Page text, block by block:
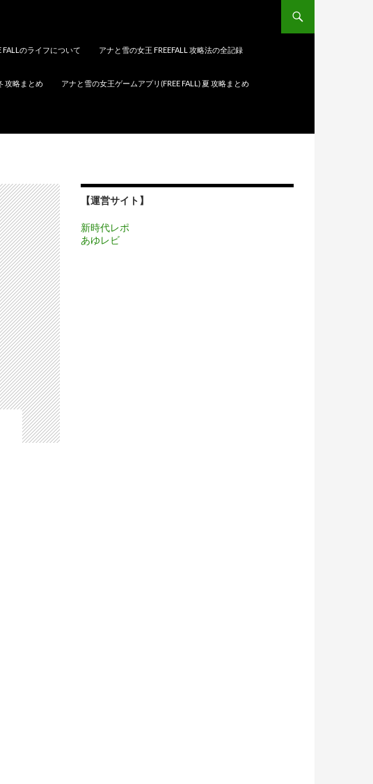
FALLのライフについて アナと雪の女王 FREEFALL 攻略法の全記録
攻略まとめ アナと雪の女王ゲームアプリ(FREE FALL) 夏 攻略まとめ
【運営サイト】
新時代レポ
あゆレビ